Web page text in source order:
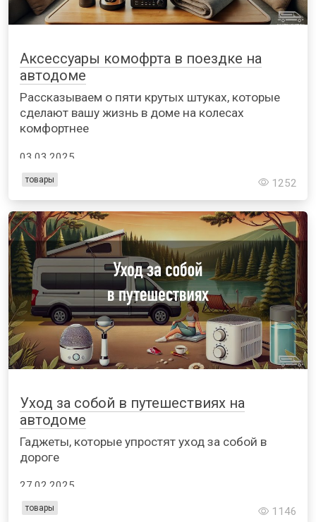
Аксессуары комофрта в поездке на
автодоме
Рассказываем о пяти крутых штуках, которые
сделают вашу жизнь в доме на колесах
комфортнее
03.03.2025
товары 1252
Уход за собой в путешествиях на
автодоме
Гаджеты, которые упростят уход за собой в
дороге
27.02.2025
товары 1146